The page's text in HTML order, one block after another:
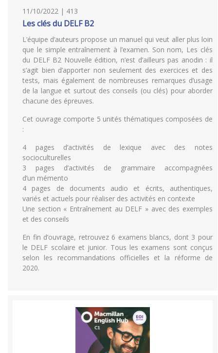
11/10/2022 | 413
Les clés du DELF B2
L’équipe d’auteurs propose un manuel qui veut aller plus loin
que le simple entraînement à l’examen. Son nom, Les clés
du DELF B2 Nouvelle édition, n’est d’ailleurs pas anodin : il
s’agit bien d’apporter non seulement des exercices et des
tests, mais également de nombreuses remarques d’usage
de la langue et surtout des conseils (ou clés) pour aborder
chacune des épreuves.
Cet ouvrage comporte 5 unités thématiques composées de
:
4 pages d’activités de lexique avec des notes
socioculturelles
3 pages d’activités de grammaire accompagnées
d’un mémento
4 pages de documents audio et écrits, authentiques,
variés et actuels pour réaliser des activités en contexte
Une section « Entraînement au DELF » avec des exemples
et des conseils
En fin d’ouvrage, retrouvez 6 examens blancs, dont 3 pour
le DELF scolaire et junior. Tous les examens sont conçus
selon les recommandations officielles et la réforme de
2020.